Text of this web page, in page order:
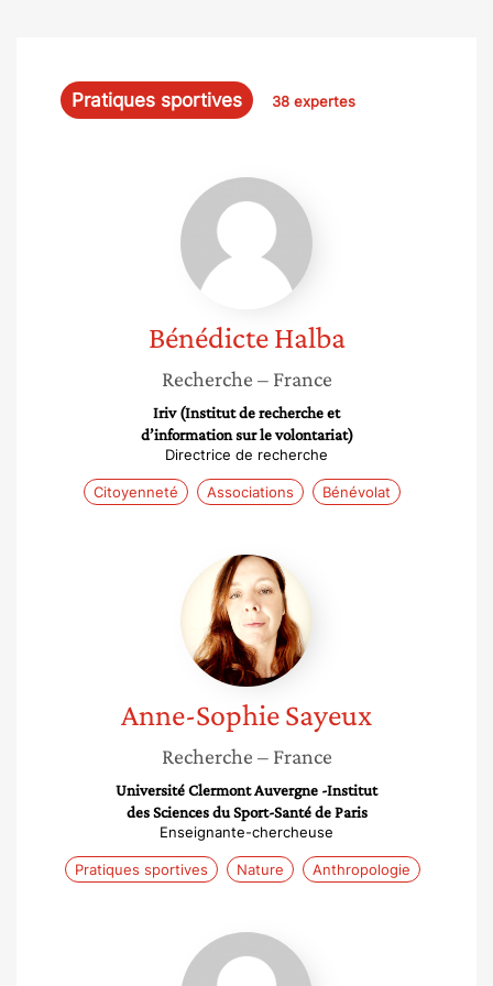
Pratiques sportives 38 expertes
Bénédicte
Halba
Bénédicte Halba
Recherche – France
Iriv (Institut de recherche et
d’information sur le volontariat)
Directrice de recherche
Citoyenneté Associations Bénévolat
Anne-
Sophie
Sayeux
Anne-SophieSayeux
Recherche – France
Université Clermont Auvergne -Institut
des Sciences du Sport-Santé de Paris
Enseignante-chercheuse
Pratiques sportives Nature Anthropologie
Christine
Mennesson